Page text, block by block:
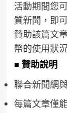
活動期間您
質新聞，即
贊助該篇文
幣的使用狀
■ 贊助說明
聯合新聞網
每篇文章僅